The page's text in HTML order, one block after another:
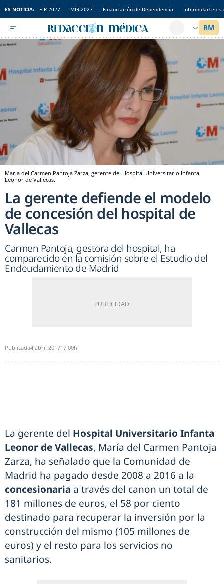
ES NOTICIA: EIR 2027 MIR 2027 Financiación de Dependencia Interinidad en
María del Carmen Pantoja Zarza, gerente del Hospital Universitario Infanta
Leonor de Vallecas.
La gerente defiende el modelo
de concesión del hospital de
Vallecas
Carmen Pantoja, gestora del hospital, ha
comparecido en la comisión sobre el Estudio del
Endeudamiento de Madrid
Publicada4 abril 201717:00h
La gerente del Hospital Universitario Infanta
Leonor de Vallecas, María del Carmen Pantoja
Zarza, ha señalado que la Comunidad de
Madrid ha pagado desde 2008 a 2016 a la
concesionaria a través del canon un total de
181 millones de euros, el 58 por ciento
destinado para recuperar la inversión por la
construcción del mismo (105 millones de
euros) y el resto para los servicios no
sanitarios.